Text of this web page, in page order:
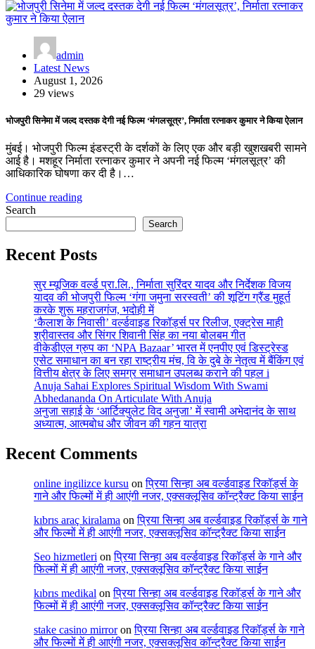
admin
Latest News
August 1, 2026
29 views
भोजपुरी सिनेमा में जल्द दस्तक देगी नई फिल्म ‘मंगलसूत्र’, निर्माता रत्नाकर कुमार ने किया ऐलान
मुंबई। भोजपुरी फिल्म इंडस्ट्री के दर्शकों के लिए एक और बड़ी खुशखबरी सामने
आई है। मशहूर निर्माता रत्नाकर कुमार ने अपनी नई फिल्म ‘मंगलसूत्र’ की
आधिकारिक घोषणा कर दी है।…
Continue reading
Search
Search
Recent Posts
सुर म्यूजिक वर्ल्ड प्रा.लि., निर्माता सुरिंदर यादव और निर्देशक विजय
यादव की भोजपुरी फिल्म ‘गंगा जमुना सरस्वती’ की शूटिंग ग्रैंड मुहूर्त
करके शुरू महराजगंज, भदोही में
‘कैलाश के निवासी’ वर्ल्डवाइड रिकॉर्ड्स पर रिलीज, एक्ट्रेस माही
श्रीवास्तव और सिंगर शिवानी सिंह का नया बोलबम गीत
वीकेडीएल ग्रुप का ‘NPA Bazaar’ भारत में एनपीए एवं डिस्ट्रेस्ड
एसेट समाधान का बन रहा राष्ट्रीय मंच, वि के दुबे के नेतृत्व में बैंकिंग एवं
वित्तीय क्षेत्र के लिए समग्र समाधान उपलब्ध कराने की पहल i
Anuja Sahai Explores Spiritual Wisdom With Swami
Abhedananda On Articulate With Anuja
अनुजा सहाई के ‘आर्टिक्युलेट विद अनुजा’ में स्वामी अभेदानंद के साथ
अध्यात्म, आत्मबोध और जीवन की गहन यात्रा
Recent Comments
online ingilizce kursu onप्रिया सिन्हा अब वर्ल्डवाइड रिकॉर्ड्स के
गाने और फिल्मों में ही आएंगी नजर, एक्सक्लूसिव कॉन्ट्रैक्ट किया साईन
kıbrıs araç kiralama onप्रिया सिन्हा अब वर्ल्डवाइड रिकॉर्ड्स के गाने
और फिल्मों में ही आएंगी नजर, एक्सक्लूसिव कॉन्ट्रैक्ट किया साईन
Seo hizmetleri onप्रिया सिन्हा अब वर्ल्डवाइड रिकॉर्ड्स के गाने और
फिल्मों में ही आएंगी नजर, एक्सक्लूसिव कॉन्ट्रैक्ट किया साईन
kıbrıs medikal onप्रिया सिन्हा अब वर्ल्डवाइड रिकॉर्ड्स के गाने और
फिल्मों में ही आएंगी नजर, एक्सक्लूसिव कॉन्ट्रैक्ट किया साईन
stake casino mirroronप्रिया सिन्हा अब वर्ल्डवाइड रिकॉर्ड्स के गाने
और फिल्मों में ही आएंगी नजर, एक्सक्लूसिव कॉन्ट्रैक्ट किया साईन